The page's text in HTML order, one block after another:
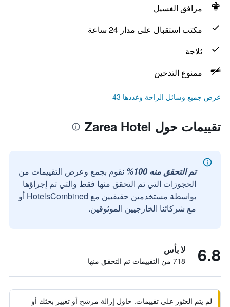
مرافق الغسيل
مكتب استقبال على مدار 24 ساعة
ثلاجة
ممنوع التدخين
عرض جميع وسائل الراحة وعددها 43
تقييمات حول Zarea Hotel
تم التحقق منه 100%
نقوم بجمع وعرض التقييمات من
الحجوزات التي تم التحقق منها فقط والتي تم إجراؤها
بواسطة مستخدمين حقيقيين مع HotelsCombined أو
مع شركائنا الخارجيين الموثوقين.
6.8 لا بأس
718 من التقييمات تم التحقق منها
لم يتم العثور على تقييمات. حاول إزالة مرشح أو تغيير بحثك أو